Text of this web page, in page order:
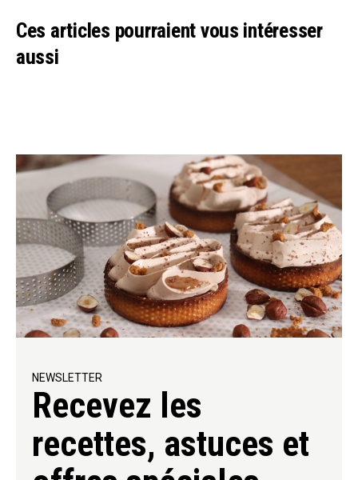
Ces articles pourraient vous intéresser
aussi
NEWSLETTER
Recevez les
recettes, astuces et